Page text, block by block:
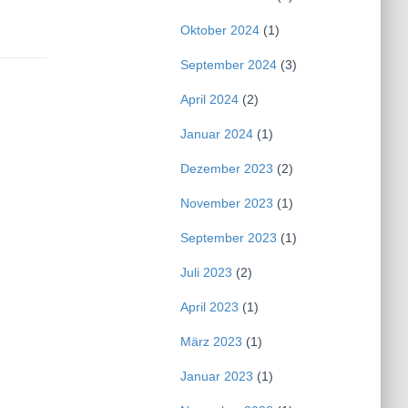
Oktober 2024(1)
September 2024(3)
April 2024(2)
Januar 2024(1)
Dezember 2023 (2)
November 2023 (1)
September 2023 (1)
Juli 2023 (2)
April 2023 (1)
März 2023 (1)
Januar 2023 (1)